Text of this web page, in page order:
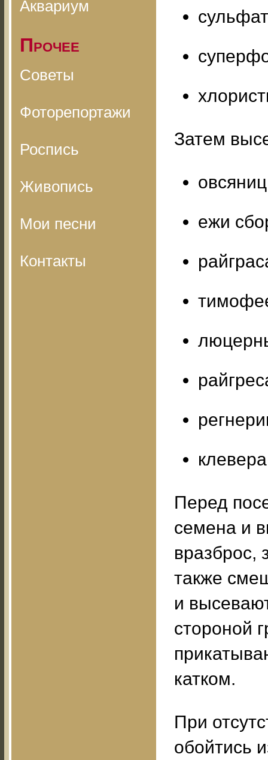
Аквариум
Прочее
Советы
Фоторепортажи
Роспись
Живопись
Мои песни
Контакты
Затем
ежи
Перед
семена и
вразброс,
также
и
стороной
катком.
При
обойтись